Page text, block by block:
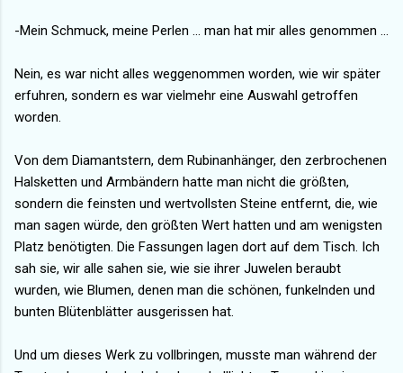
-Mein Schmuck, meine Perlen ... man hat mir alles genommen ...
Nein, es war nicht alles weggenommen worden, wie wir später
erfuhren, sondern es war vielmehr eine Auswahl getroffen
worden.
Von dem Diamantstern, dem Rubinanhänger, den zerbrochenen
Halsketten und Armbändern hatte man nicht die größten,
sondern die feinsten und wertvollsten Steine entfernt, die, wie
man sagen würde, den größten Wert hatten und am wenigsten
Platz benötigten. Die Fassungen lagen dort auf dem Tisch. Ich
sah sie, wir alle sahen sie, wie sie ihrer Juwelen beraubt
wurden, wie Blumen, denen man die schönen, funkelnden und
bunten Blütenblätter ausgerissen hat.
Und um dieses Werk zu vollbringen, musste man während der